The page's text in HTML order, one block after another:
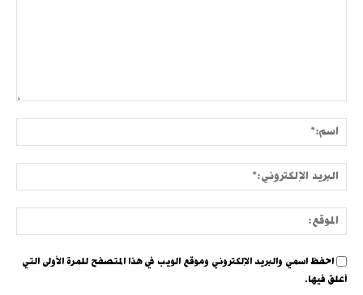
احفظ اسمي والبريد الإلكتروني وموقع الويب في هذا المتصفح للمرة الأولى التي
أعلق فيها.